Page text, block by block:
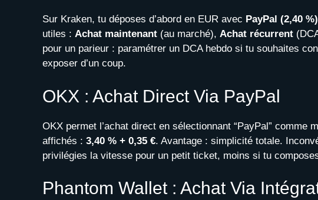
Sur Kraken, tu déposes d’abord en EUR avec PayPal (2,40 %)
utiles : Achat maintenant (au marché), Achat récurrent
pour un parieur : paramétrer un DCA hebdo si tu souhaites
exposer d’un coup.
OKX : Achat Direct Via PayPal
OKX permet l’achat direct en sélectionnant “PayPal” comme
affichés : 3,40 % + 0,35 €. Avantage : simplicité totale.
privilégies la vitesse pour un petit ticket, moins si tu
Phantom Wallet : Achat Via